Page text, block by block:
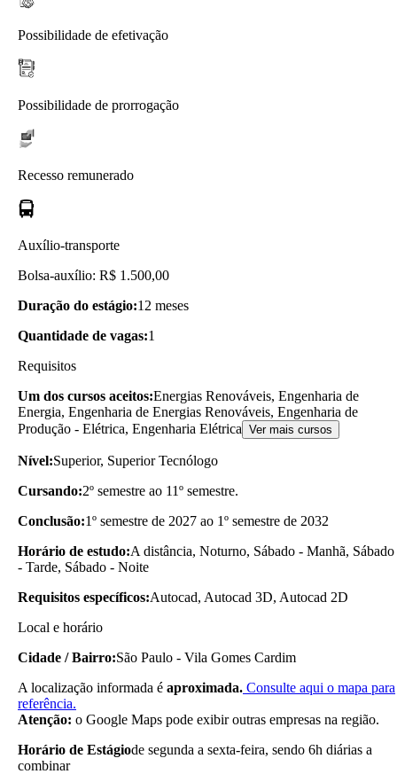
Possibilidade de efetivação
Possibilidade de prorrogação
Recesso remunerado
Auxílio-transporte
Bolsa-auxílio: R$ 1.500,00
Duração do estágio:12 meses
Quantidade de vagas:1
Requisitos
Um dos cursos aceitos:Energias Renováveis, Engenharia de
Energia, Engenharia de Energias Renováveis, Engenharia de
Produção - Elétrica, Engenharia Elétrica Ver mais cursos
Nível:Superior, Superior Tecnólogo
Cursando:2º semestre ao 11º semestre.
Conclusão:1º semestre de 2027 ao 1º semestre de 2032
Horário de estudo:A distância, Noturno, Sábado - Manhã, Sábado
- Tarde, Sábado - Noite
Requisitos específicos:Autocad, Autocad 3D, Autocad 2D
Local e horário
Cidade / Bairro:São Paulo - Vila Gomes Cardim
A localização informada é aproximada. Consulte aqui o mapa para
referência.
Atenção: o Google Maps pode exibir outras empresas na região.
Horário de Estágiode segunda a sexta-feira, sendo 6h diárias a
combinar